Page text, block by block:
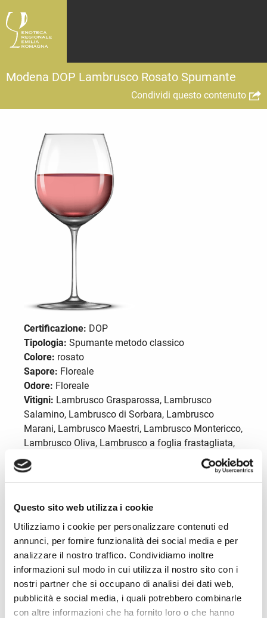
Questo sito web utilizza i cookie
Utilizziamo i cookie per personalizzare contenuti ed
annunci, per fornire funzionalità dei social media e per
analizzare il nostro traffico. Condividiamo inoltre
informazioni sul modo in cui utilizza il nostro sito con i
nostri partner che si occupano di analisi dei dati web,
pubblicità e social media, i quali potrebbero combinarle
con altre informazioni che ha fornito loro o che hanno
Modena DOP Lambrusco Rosato Spumante
Condividi questo contenuto
Certificazione: DOP
Tipologia: Spumante metodo classico
Colore: rosato
Sapore: Floreale
Odore: Floreale
Vitigni: Lambrusco Grasparossa, Lambrusco
Salamino, Lambrusco di Sorbara, Lambrusco
Marani, Lambrusco Maestri, Lambrusco Montericco,
Lambrusco Oliva, Lambrusco a foglia frastagliata,
da soli o congiuntamente minimo 85%. Possono
concorrere da soli o congiuntamente le uve
provenienti dai vitigni Ancellotta, Malbo Gentile,
max. per ettaro: 230 q.li con resa in vino massima
del 70%.
Descrizione
Il Lambrusco Rosato Spumante Modena D.O.P. è un
vino di colore rosato più o meno intenso, odore